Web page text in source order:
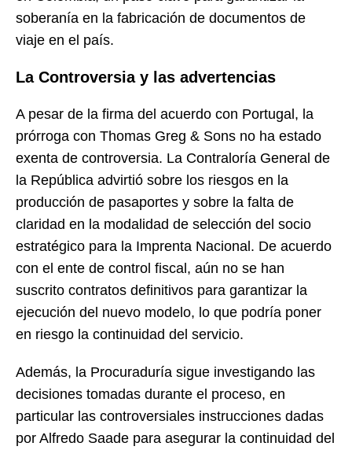
soberanía en la fabricación de documentos de
viaje en el país.
La Controversia y las advertencias
A pesar de la firma del acuerdo con Portugal, la
prórroga con Thomas Greg & Sons no ha estado
exenta de controversia. La Contraloría General de
la República advirtió sobre los riesgos en la
producción de pasaportes y sobre la falta de
claridad en la modalidad de selección del socio
estratégico para la Imprenta Nacional. De acuerdo
con el ente de control fiscal, aún no se han
suscrito contratos definitivos para garantizar la
ejecución del nuevo modelo, lo que podría poner
en riesgo la continuidad del servicio.
Además, la Procuraduría sigue investigando las
decisiones tomadas durante el proceso, en
particular las controversiales instrucciones dadas
por Alfredo Saade para asegurar la continuidad del